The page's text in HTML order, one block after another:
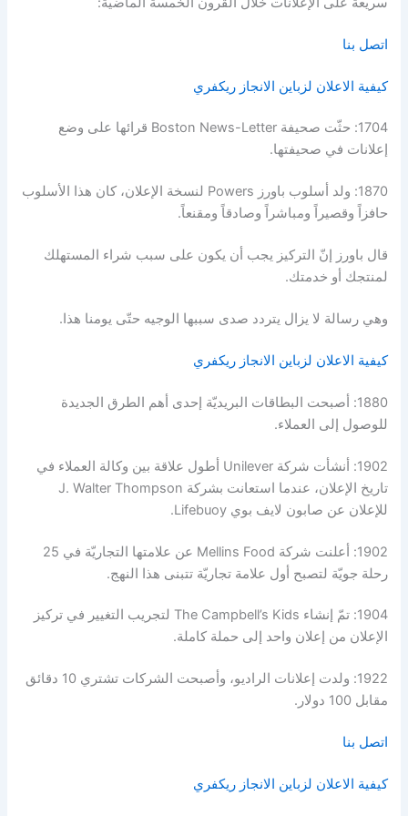
اتصل بنا
كيفية الاعلان لزباين الانجاز ريكفري
1704: حثّت صحيفة Boston News-Letter قرائها على وضع
إعلانات في صحيفتها.
1870: ولد أسلوب باورز Powers لنسخة الإعلان، كان هذا الأسلوب
حافزاً وقصيراً ومباشراً وصادقاً ومقنعاً.
قال باورز إنّ التركيز يجب أن يكون على سبب شراء المستهلك
لمنتجك أو خدمتك.
وهي رسالة لا يزال يتردد صدى سببها الوجيه حتّى يومنا هذا.
كيفية الاعلان لزباين الانجاز ريكفري
1880: أصبحت البطاقات البريديّة إحدى أهم الطرق الجديدة
للوصول إلى العملاء.
1902: أنشأت شركة Unilever أطول علاقة بين وكالة العملاء في
تاريخ الإعلان، عندما استعانت بشركة J. Walter Thompson
للإعلان عن صابون لايف بوي Lifebuoy.
1902: أعلنت شركة Mellins Food عن علامتها التجاريّة في 25
رحلة جويّة لتصبح أول علامة تجاريّة تتبنى هذا النهج.
1904: تمّ إنشاء The Campbell’s Kids لتجريب التغيير في تركيز
الإعلان من إعلان واحد إلى حملة كاملة.
1922: ولدت إعلانات الراديو، وأصبحت الشركات تشتري 10 دقائق
مقابل 100 دولار.
اتصل بنا
كيفية الاعلان لزباين الانجاز ريكفري